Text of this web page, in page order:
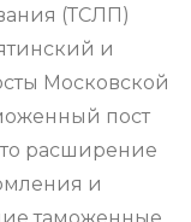
(ТСЛП)
и
Московской
пост
расширение
и